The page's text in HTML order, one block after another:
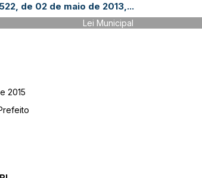
de 02 de maio de 2013,...
Lei Municipal
2015